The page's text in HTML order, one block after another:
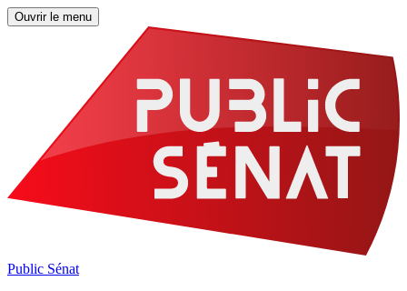
Ouvrir le menu
Public Sénat